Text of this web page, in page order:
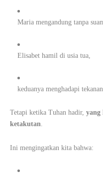
Maria mengandung tanpa
Elisabet hamil di usia tua,
keduanya menghadapi
Tetapi ketika Tuhan hadir, yang
ketakutan.
Ini mengingatkan kita bahwa: